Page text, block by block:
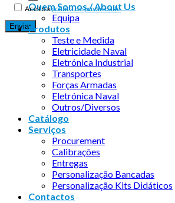
Aceito apolítica de privacidade
Quem Somos / About Us
Equipa
Produtos
Teste e Medida
Eletricidade Naval
Eletrónica Industrial
Transportes
Forças Armadas
Eletrónica Naval
Outros/Diversos
Catálogo
Serviços
Procurement
Calibrações
Entregas
Personalização Bancadas
Personalização Kits Didáticos
Contactos